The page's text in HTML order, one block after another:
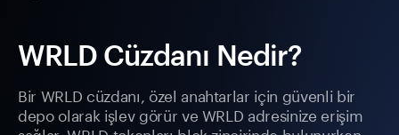
WRLD Cüzdanı Nedir?
Bir WRLD cüzdanı, özel anahtarlar için güvenli bir
depo olarak işlev görür ve WRLD adresinize erişim